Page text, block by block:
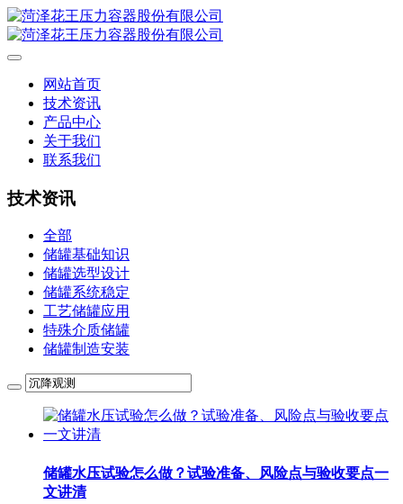
网站首页
技术资讯
产品中心
关于我们
联系我们
技术资讯
全部
储罐基础知识
储罐选型设计
储罐系统稳定
工艺储罐应用
特殊介质储罐
储罐制造安装
储罐水压试验怎么做？试验准备、风险点与验收要点一
文讲清